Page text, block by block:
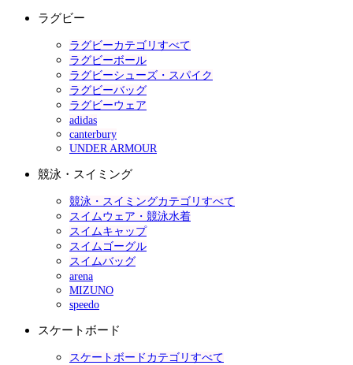
ラグビー
ラグビーカテゴリすべて
ラグビーボール
ラグビーシューズ・スパイク
ラグビーバッグ
ラグビーウェア
adidas
canterbury
UNDER ARMOUR
競泳・スイミング
競泳・スイミングカテゴリすべて
スイムウェア・競泳水着
スイムキャップ
スイムゴーグル
スイムバッグ
arena
MIZUNO
speedo
スケートボード
スケートボードカテゴリすべて